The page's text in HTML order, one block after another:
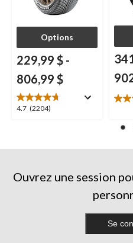
Options
229,99 $ -
806,99 $
4.7 (2204)
4.7
5.0
sur
3
Ouvrez une session
Se